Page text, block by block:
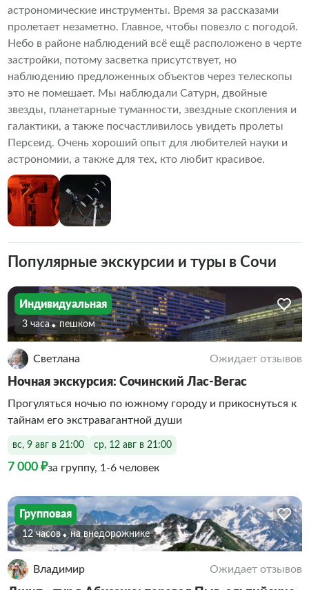
астрономические инструменты. Время за рассказами
пролетает незаметно. Главное, чтобы повезло с погодой.
Небо в районе наблюдений всё ещё расположено в черте
застройки, потому засветка присутствует, но
наблюдению предложенных объектов через телескопы
это не помешает. Мы наблюдали Сатурн, двойные
звезды, планетарные туманности, звездные скопления и
галактики, а также посчастливилось увидеть пролеты
Персеид. Очень хороший опыт для любителей науки и
астрономии, а также для тех, кто любит красивое.
Популярные экскурсии и туры в Сочи
Индивидуальная
3 часа Пешком
Светлана Ожидает отзывов
Ночная экскурсия: Сочинский Лас-Вегас
Прогуляться ночью по южному городу и прикоснуться к
тайнам его экстравагантной души
вс, 9 авг в 21:00 ср, 12 авг в 21:00
7 000 ₽за группу, 1-6 человек
Групповая
12 часов На внедорожнике
Владимир Ожидает отзывов